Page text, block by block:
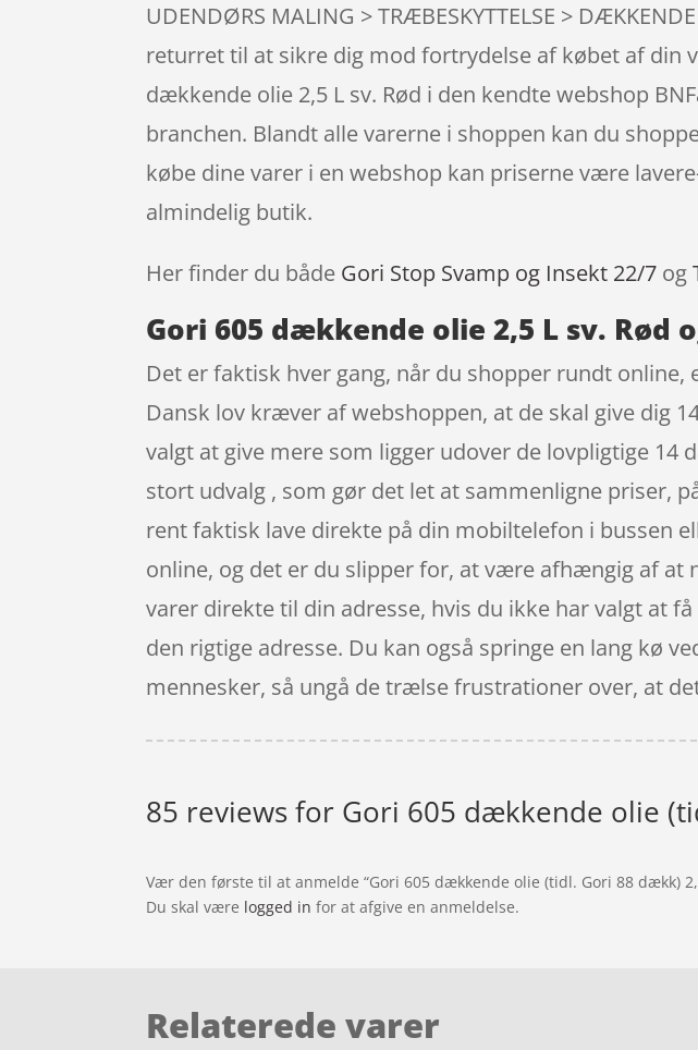
UDENDØRS MALING > TRÆBESKYTTELSE >
returret til at sikre dig mod fortrydelse af købet af din
dækkende olie 2,5 L sv. Rød i den kendte webshop
branchen. Blandt alle varerne i shoppen kan du
købe dine varer i en webshop kan priserne være
almindelig butik.
Her finder du både Gori Stop Svamp og Insekt 22/7 og
Gori 605 dækkende olie 2,5 L sv. Rød
Det er faktisk hver gang, når du shopper rundt
Dansk lov kræver af webshoppen, at de skal give dig
valgt at give mere som ligger udover de lovpligtige 14
stort udvalg , som gør det let at sammenligne priser,
rent faktisk lave direkte på din mobiltelefon i bussen
online, og det er du slipper for, at være afhængig af at
varer direkte til din adresse, hvis du ikke har valgt at
den rigtige adresse. Du kan også springe en lang kø
mennesker, så ungå de trælse frustrationer over, at
85 reviews for Gori 605 dækkende olie
Vær den første til at anmelde “Gori 605 dækkende olie (tidl. Gori 88 dækk)
Du skal være logged in for at afgive en anmeldelse.
Relaterede varer